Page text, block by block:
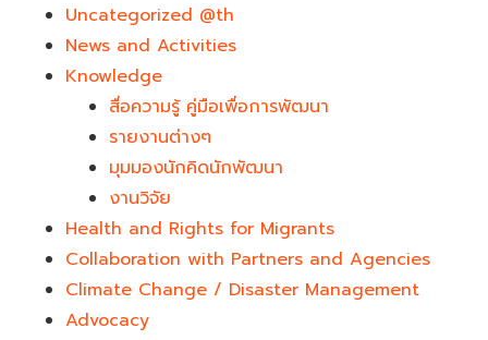
Uncategorized @th
News and Activities
Knowledge
สื่อความรู้ คู่มือเพื่อการพัฒนา
รายงานต่างๆ
มุมมองนักคิดนักพัฒนา
งานวิจัย
Health and Rights for Migrants
Collaboration with Partners and Agencies
Climate Change / Disaster Management
Advocacy